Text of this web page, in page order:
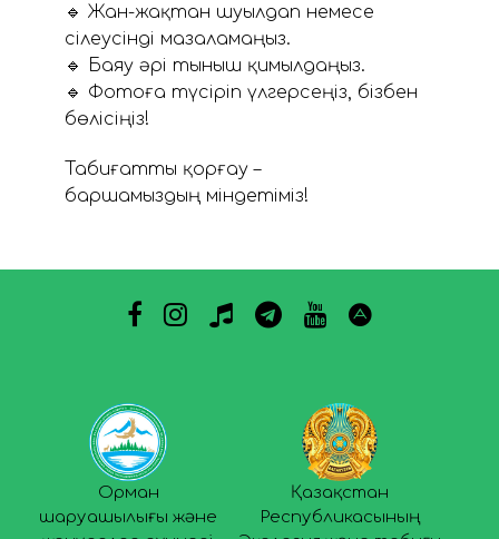
🔹 Жан-жақтан шуылдап немесе
сілеусінді мазаламаңыз.
🔹 Баяу әрі тыныш қимылдаңыз.
🔹 Фотоға түсіріп үлгерсеңіз, бізбен
бөлісіңіз!
Табиғатты қорғау –
баршамыздың міндетіміз!
Орман
шаруашылығы және
Қазақстан
Республикасының